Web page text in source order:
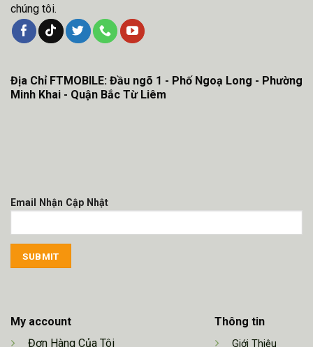
chúng tôi.
My account
Đơn Hàng Của Tôi
Thông tin
Giới Thiệu
Địa Chỉ FTMOBILE: Đầu ngõ 1 - Phố Ngoạ Long - Phường
Minh Khai - Quận Bắc Từ Liêm
Email Nhận Cập Nhật